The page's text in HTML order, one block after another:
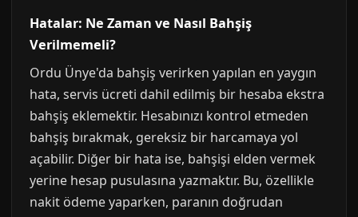
Hatalar: Ne Zaman ve Nasıl Bahşiş
Verilmemeli?
Ordu Ünye'da bahşiş verirken yapılan en yaygın
hata, servis ücreti dahil edilmiş bir hesaba ekstra
bahşiş eklemektir. Hesabınızı kontrol etmeden
bahşiş bırakmak, gereksiz bir harcamaya yol
açabilir. Diğer bir hata ise, bahşişi elden vermek
yerine hesap pusulasına yazmaktır. Bu, özellikle
nakit ödeme yaparken, paranın doğrudan